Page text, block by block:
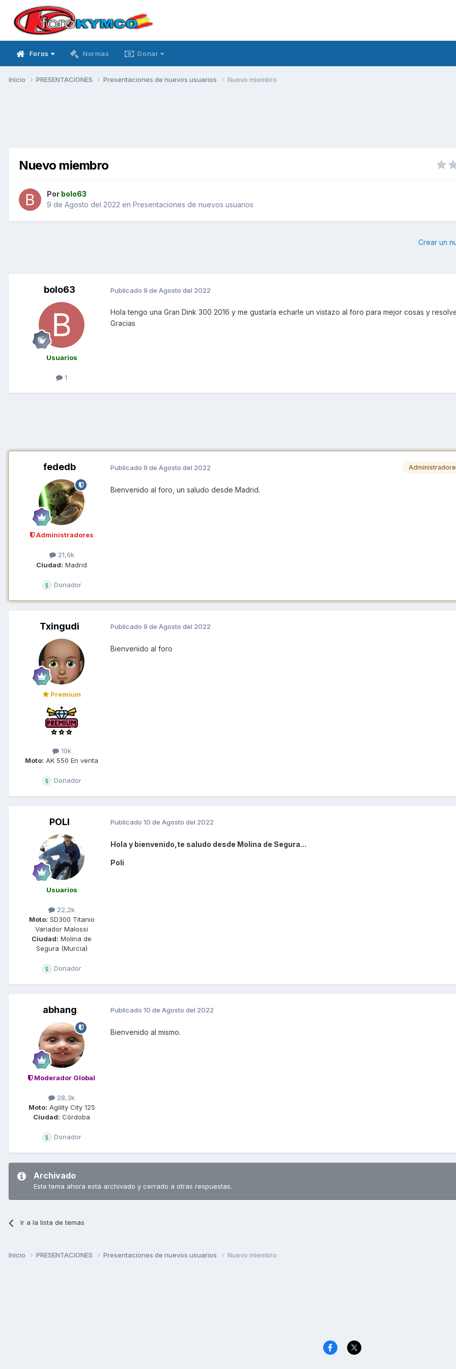
Foros Normas Donar
Inicio PRESENTACIONES Presentaciones de nuevos usuarios Nuevo miembro
Nuevo miembro
Por bolo63
9 de Agosto del 2022 en Presentaciones de nuevos usuarios
Crear un
bolo63
Usuarios
1
Publicado 9 de Agosto del 2022
Hola tengo una Gran Dink 300 2016 y me gustaría echarle un vistazo al foro para mejor cosas y
Gracias
fededb
Administradores
21,6k
Ciudad: Madrid
Donador
Publicado 9 de Agosto del 2022
Bienvenido al foro, un saludo desde Madrid.
Txingudi
Premium
10k
Moto: AK 550 En venta
Donador
Publicado 9 de Agosto del 2022
Bienvenido al foro
POLI
Usuarios
22,2k
Moto: SD300 Titanio
Variador Malossi
Ciudad: Molina de
Segura (Murcia)
Donador
Publicado 10 de Agosto del 2022
Hola y bienvenido,te saludo desde Molina de Segura...
Poli
abhang
Moderador Global
28,3k
Moto: Agility City 125
Ciudad: Córdoba
Donador
Publicado 10 de Agosto del 2022
Bienvenido al mismo.
Archivado
Este tema ahora está archivado y cerrado a otras respuestas.
Ir a la lista de temas
Inicio PRESENTACIONES Presentaciones de nuevos usuarios Nuevo miembro